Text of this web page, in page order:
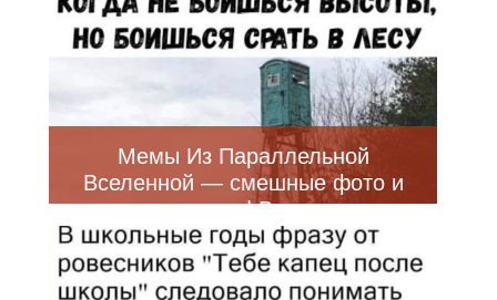
Мемы Из Параллельной
Вселенной — смешные фото и
приколы | Bugaga